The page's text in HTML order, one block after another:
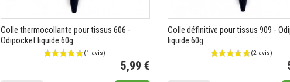
Colle thermocollante pour tissus 606 -
Odipocket liquide 60g
5,99 €
Colle définitive pour tissus 909 -
liquide 60g